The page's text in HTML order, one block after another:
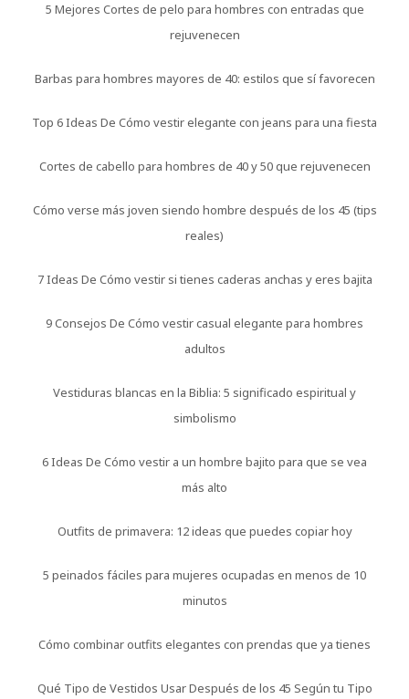
5 Mejores Cortes de pelo para hombres con entradas que
rejuvenecen
Barbas para hombres mayores de 40: estilos que sí favorecen
Top 6 Ideas De Cómo vestir elegante con jeans para una fiesta
Cortes de cabello para hombres de 40 y 50 que rejuvenecen
Cómo verse más joven siendo hombre después de los 45 (tips
reales)
7 Ideas De Cómo vestir si tienes caderas anchas y eres bajita
9 Consejos De Cómo vestir casual elegante para hombres
adultos
Vestiduras blancas en la Biblia: 5 significado espiritual y
simbolismo
6 Ideas De Cómo vestir a un hombre bajito para que se vea
más alto
Outfits de primavera: 12 ideas que puedes copiar hoy
5 peinados fáciles para mujeres ocupadas en menos de 10
minutos
Cómo combinar outfits elegantes con prendas que ya tienes
Qué Tipo de Vestidos Usar Después de los 45 Según tu Tipo